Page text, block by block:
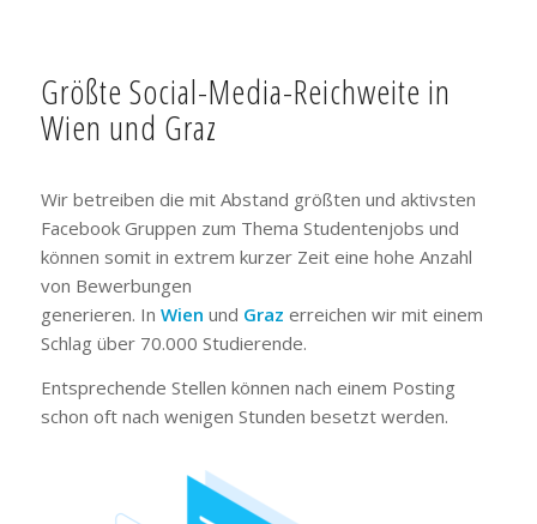
Größte Social-Media-Reichweite in
Wien und Graz
Wir betreiben die mit Abstand größten und aktivsten
Facebook Gruppen zum Thema Studentenjobs und
können somit in extrem kurzer Zeit eine hohe Anzahl
von Bewerbungen
generieren. In Wien und Graz erreichen wir mit einem
Schlag über 70.000 Studierende.
Entsprechende Stellen können nach einem Posting
schon oft nach wenigen Stunden besetzt werden.